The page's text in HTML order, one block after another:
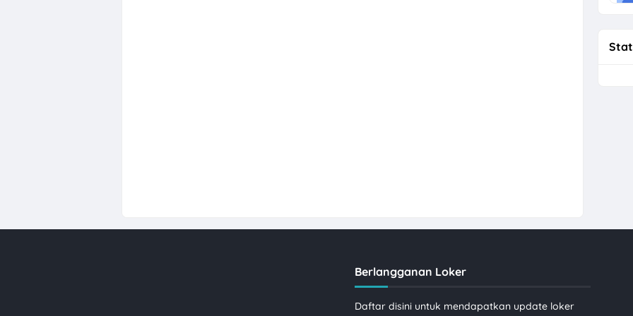
Berlangganan Loker
Daftar disini untuk mendapatkan update loker